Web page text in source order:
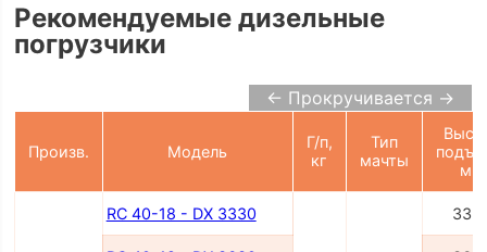
Рекомендуемые дизельные
погрузчики
← Прокручивается →
Произв. Модель
Г/п,
кг
Тип
мачты
мм
RC 40-18 - DX 3330